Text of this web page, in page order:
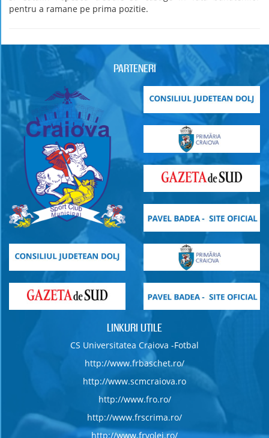
pentru a ramane pe prima pozitie.
PARTENERI
LINKURI UTILE
CS Universitatea Craiova -Fotbal
http://www.frbaschet.ro/
http://www.scmcraiova.ro
http://www.fro.ro/
http://www.frscrima.ro/
http://www.frvolei.ro/